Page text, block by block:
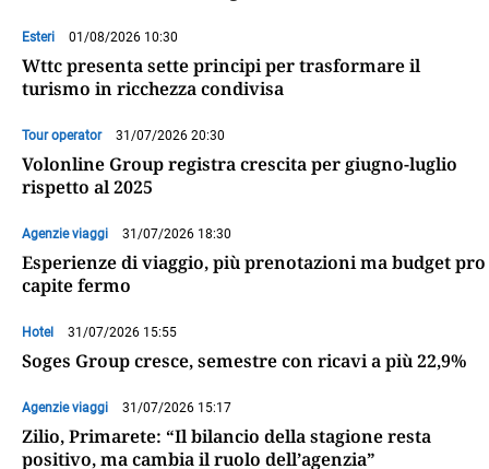
Esteri 01/08/2026 10:30
Wttc presenta sette principi per trasformare il
turismo in ricchezza condivisa
Tour operator 31/07/2026 20:30
Volonline Group registra crescita per giugno-luglio
rispetto al 2025
Agenzie viaggi 31/07/2026 18:30
Esperienze di viaggio, più prenotazioni ma budget pro
capite fermo
Hotel 31/07/2026 15:55
Soges Group cresce, semestre con ricavi a più 22,9%
Agenzie viaggi 31/07/2026 15:17
Zilio, Primarete: “Il bilancio della stagione resta
positivo, ma cambia il ruolo dell’agenzia”